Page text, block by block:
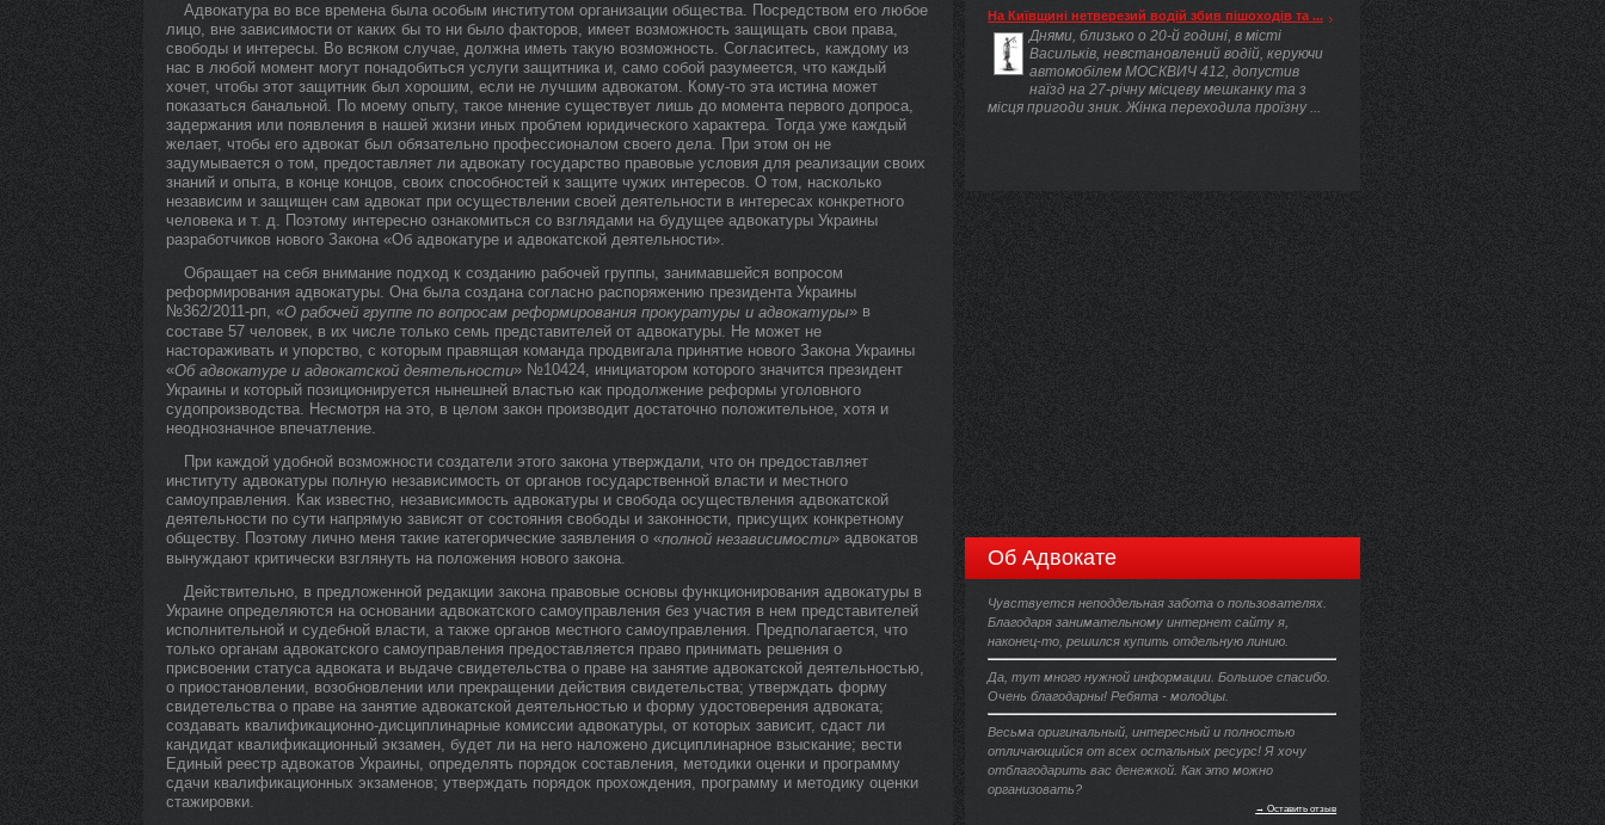
Адвокатура во все времена была особым институтом организации общества. Посредством его любое
лицо, вне зависимости от каких бы то ни было факторов, имеет возможность защищать свои права,
свободы и интересы. Во всяком случае, должна иметь такую возможность. Согласитесь, каждому из
нас в любой момент могут понадобиться услуги защитника и, само собой разумеется, что каждый
хочет, чтобы этот защитник был хорошим, если не лучшим адвокатом. Кому-то эта истина может
показаться банальной. По моему опыту, такое мнение существует лишь до момента первого допроса,
задержания или появления в нашей жизни иных проблем юридического характера. Тогда уже каждый
желает, чтобы его адвокат был обязательно профессионалом своего дела. При этом он не
задумывается о том, предоставляет ли адвокату государство правовые условия для реализации своих
знаний и опыта, в конце концов, своих способностей к защите чужих интересов. О том, насколько
независим и защищен сам адвокат при осуществлении своей деятельности в интересах конкретного
человека и т. д. Поэтому интересно ознакомиться со взглядами на будущее адвокатуры Украины
разработчиков нового Закона «Об адвокатуре и адвокатской деятельности».
Обращает на себя внимание подход к созданию рабочей группы, занимавшейся вопросом
реформирования адвокатуры. Она была создана согласно распоряжению президента Украины
№362/2011-рп, «О рабочей группе по вопросам реформирования прокуратуры и адвокатуры» в
составе 57 человек, в их числе только семь представителей от адвокатуры. Не может не
настораживать и упорство, с которым правящая команда продвигала принятие нового Закона Украины
«Об адвокатуре и адвокатской деятельности» №10424, инициатором которого значится президент
Украины и который позиционируется нынешней властью как продолжение реформы уголовного
судопроизводства. Несмотря на это, в целом закон производит достаточно положительное, хотя и
неоднозначное впечатление.
При каждой удобной возможности создатели этого закона утверждали, что он предоставляет
институту адвокатуры полную независимость от органов государственной власти и местного
самоуправления. Как известно, независимость адвокатуры и свобода осуществления адвокатской
деятельности по сути напрямую зависят от состояния свободы и законности, присущих конкретному
обществу. Поэтому лично меня такие категорические заявления о «полной независимости» адвокатов
вынуждают критически взглянуть на положения нового закона.
Действительно, в предложенной редакции закона правовые основы функционирования адвокатуры в
Украине определяются на основании адвокатского самоуправления без участия в нем представителей
исполнительной и судебной власти, а также органов местного самоуправления. Предполагается, что
только органам адвокатского самоуправления предоставляется право принимать решения о
присвоении статуса адвоката и выдаче свидетельства о праве на занятие адвокатской деятельностью,
о приостановлении, возобновлении или прекращении действия свидетельства; утверждать форму
свидетельства о праве на занятие адвокатской деятельностью и форму удостоверения адвоката;
создавать квалификационно-дисциплинарные комиссии адвокатуры, от которых зависит, сдаст ли
кандидат квалификационный экзамен, будет ли на него наложено дисциплинарное взыскание; вести
Единый реестр адвокатов Украины, определять порядок составления, методики оценки и программу
сдачи квалификационных экзаменов; утверждать порядок прохождения, программу и методику оценки
стажировки.
На Київщині нетверезий водій збив пішоходів та ...
Днями, близько о 20-й годині, в місті
Васильків, невстановлений водій, керуючи
автомобілем МОСКВИЧ 412, допустив
наїзд на 27-річну місцеву мешканку та з
місця пригоди зник. Жінка переходила проїзну ...
Об Адвокате
Чувствуется неподдельная забота о пользователях.
Благодаря занимательному интернет сайту я,
наконец-то, решился купить отдельную линию.
Да, тут много нужной информации. Большое спасибо.
Очень благодарны! Ребята - молодцы.
Весьма оригинальный, интересный и полностью
отличающийся от всех остальных ресурс! Я хочу
отблагодарить вас денежкой. Как это можно
организовать?
→ Оставить отзыв